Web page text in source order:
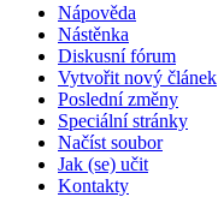
Nápověda
Nástěnka
Diskusní fórum
Vytvořit nový článek
Poslední změny
Speciální stránky
Načíst soubor
Jak (se) učit
Kontakty